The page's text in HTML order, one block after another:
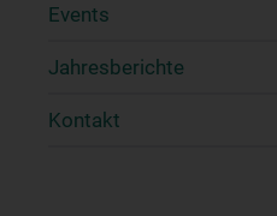
Events
Jahresberichte
Kontakt